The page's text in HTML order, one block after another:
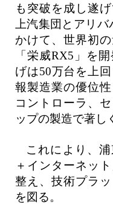
も突破を成し遂
上汽集団とアリバ
かけて、世界初
「栄威RX5」を
げは50万台を上
報製造業の優位
コントローラ、
ップの製造で著し
これにより、
＋インターネッ
整え、技術プラ
を図る。